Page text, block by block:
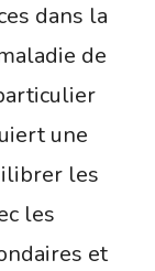
dans la
de
une
les
les
et